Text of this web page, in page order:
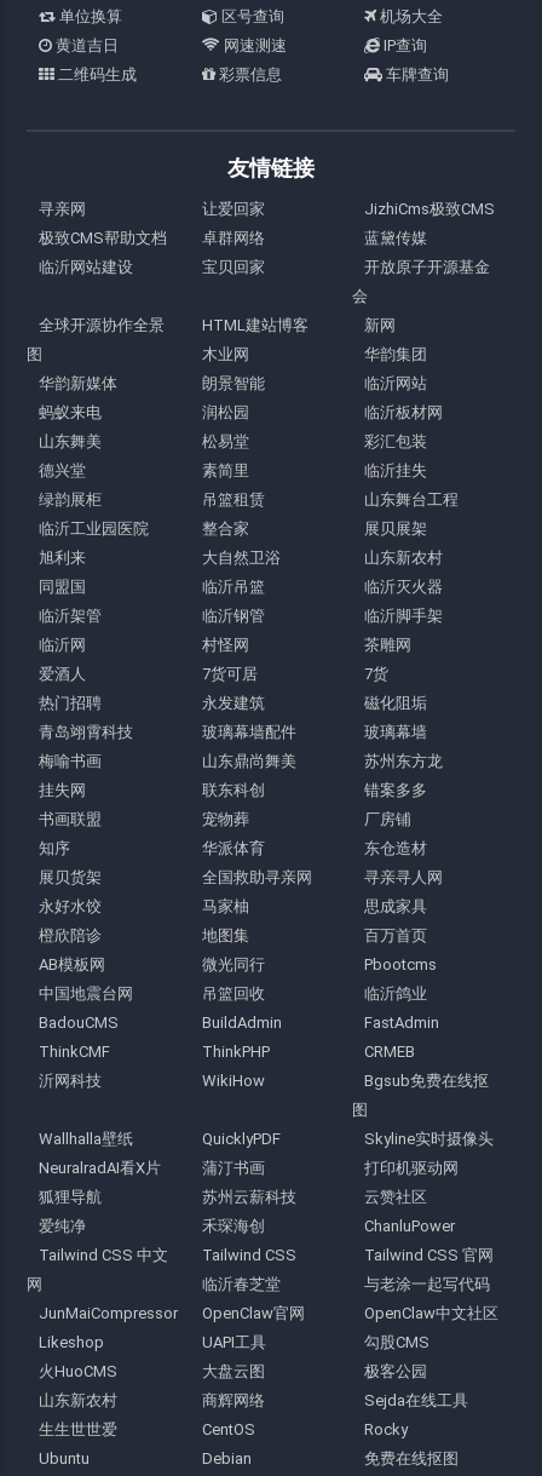
单位换算
区号查询
机场大全
黄道吉日
网速测速
IP查询
二维码生成
彩票信息 车牌查询
友情链接
寻亲网 让爱回家
JizhiCms极致CMS
极致CMS帮助文档
卓群网络
蓝黛传媒
临沂网站建设
宝贝回家
开放原子开源基金
会
全球开源协作全景
图
HTML建站博客
新网
木业网
华韵集团
华韵新媒体
朗景智能
临沂网站
蚂蚁来电
润松园
临沂板材网
山东舞美
松易堂
彩汇包装
德兴堂
素简里
临沂挂失
绿韵展柜
吊篮租赁
山东舞台工程
临沂工业园医院
整合家
展贝展架
旭利来
大自然卫浴
山东新农村
同盟国
临沂吊篮
临沂灭火器
临沂架管
临沂钢管
临沂脚手架
临沂网
村怪网
茶雕网
爱酒人
7货可居
7货
热门招聘
永发建筑
磁化阻垢
青岛翊霄科技
玻璃幕墙配件
玻璃幕墙
梅喻书画
山东鼎尚舞美
苏州东方龙
挂失网
联东科创
错案多多
书画联盟
宠物葬
厂房铺
知序
华派体育
东仓造材
展贝货架
全国救助寻亲网
寻亲寻人网
永好水饺
马家柚
思成家具
橙欣陪诊
地图集
百万首页
AB模板网
微光同行
Pbootcms
中国地震台网
吊篮回收
临沂鸽业
BadouCMS
BuildAdmin
FastAdmin
ThinkCMF
ThinkPHP
CRMEB
沂网科技
WikiHow
Bgsub免费在线抠
图
Wallhalla壁纸
QuicklyPDF
Skyline实时摄像头
NeuralradAI看X片
蒲汀书画
打印机驱动网
狐狸导航
苏州云薪科技
云赞社区
爱纯净
禾琛海创
ChanluPower
Tailwind CSS 中文
网
Tailwind CSS
Tailwind CSS 官网
临沂春芝堂
与老涂一起写代码
JunMaiCompressor
OpenClaw官网
OpenClaw中文社区
Likeshop
UAPI工具
勾股CMS
火HuoCMS
大盘云图
极客公园
山东新农村
商辉网络
Sejda在线工具
生生世世爱
CentOS
Rocky
Ubuntu
Debian 免费在线抠图